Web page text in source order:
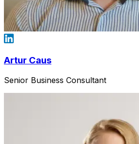
Artur Caus
Senior Business Consultant